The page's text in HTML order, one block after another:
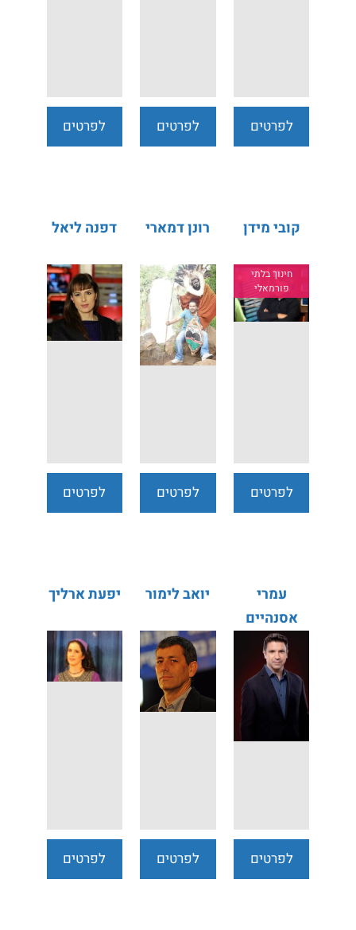
לפרטים
לפרטים
לפרטים
קובי מידן
חינוך בלתי
פורמאלי
לפרטים
רונן דמארי
לפרטים
דפנה ליאל
לפרטים
עמרי
אסנהיים
לפרטים
יואב לימור
לפרטים
יפעת ארליך
לפרטים